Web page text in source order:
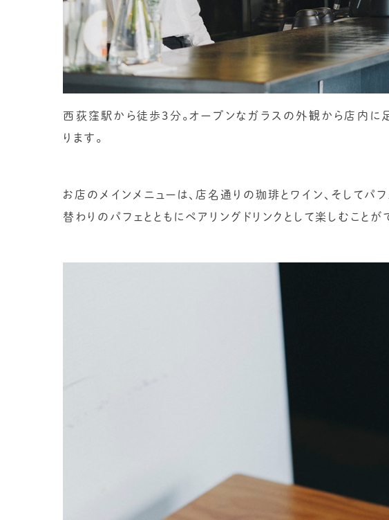
西荻窪駅から徒歩3分。オープンなガラスの外観から店内
ります。
お店のメインメニューは、店名通りの珈琲とワイン、そしてパ
替わりのパフェとともにペアリングドリンクとして楽しむことが